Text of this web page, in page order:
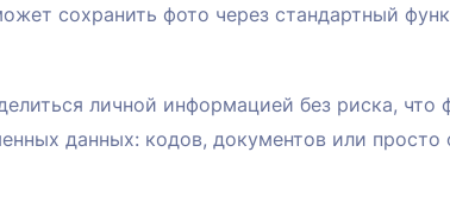
сохранить фото через стандартный
личной информацией без риска, что
данных: кодов, документов или